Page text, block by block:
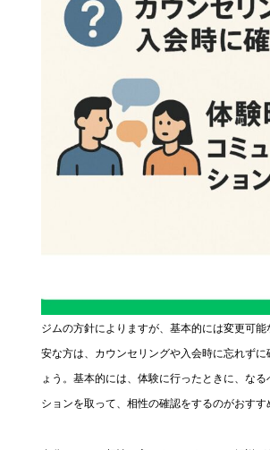
ジムの方針によりますが、基本的には変更可
安な方は、カウンセリングや入会時に忘れずに
ょう。基本的には、体験に行ったときに、な
ションを取って、相性の確認をするのがおすす